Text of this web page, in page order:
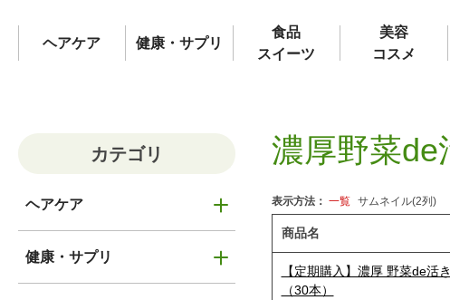
ヘアケア 健康・サプリ
食品
スイーツ
美容
コスメ
カテゴリ
ヘアケア
健康・サプリ
濃厚野菜
表示方法： 一覧 サムネイル(2列)
商品名
【定期購入】濃厚 野菜de活
（30本）